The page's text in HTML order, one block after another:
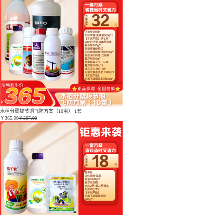
水稻分蘖拔节期飞防方案（10亩） 1套
￥365.00￥397.00